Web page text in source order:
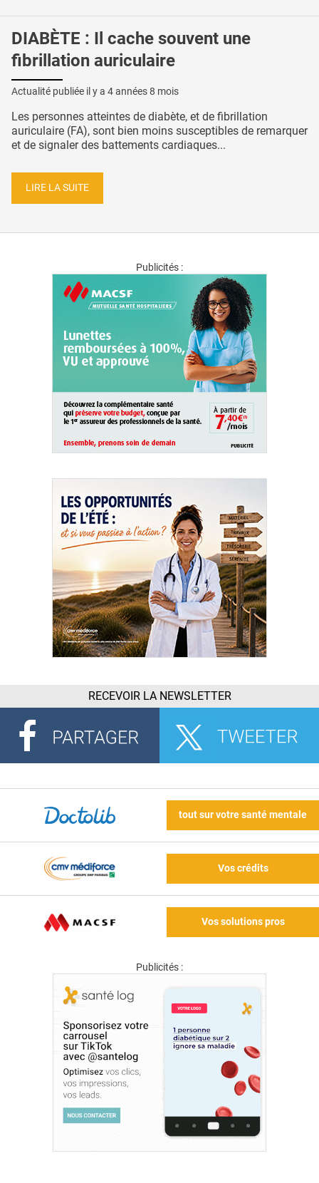
DIABÈTE : Il cache souvent une
fibrillation auriculaire
Actualité publiée il y a 4 années 8 mois
Les personnes atteintes de diabète, et de fibrillation
auriculaire (FA), sont bien moins susceptibles de remarquer
et de signaler des battements cardiaques...
LIRE LA SUITE
Publicités :
RECEVOIR LA NEWSLETTER
tout sur votre santé mentale
Vos crédits
Vos solutions pros
Publicités :